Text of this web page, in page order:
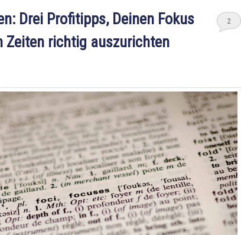
Drei Profitipps, Deinen Fokus
Zeiten richtig auszurichten
2